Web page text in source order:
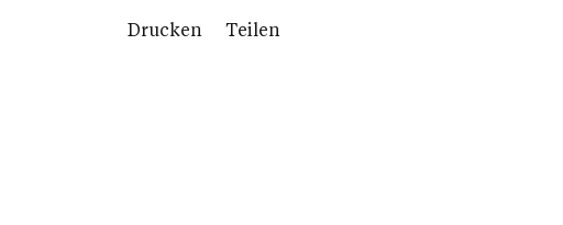
Drucken Teilen